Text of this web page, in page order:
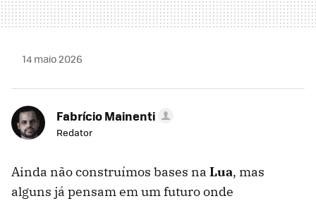
14 maio 2026
Fabrício Mainenti
Redator
Ainda não construímos bases na Lua, mas
alguns já pensam em um futuro onde